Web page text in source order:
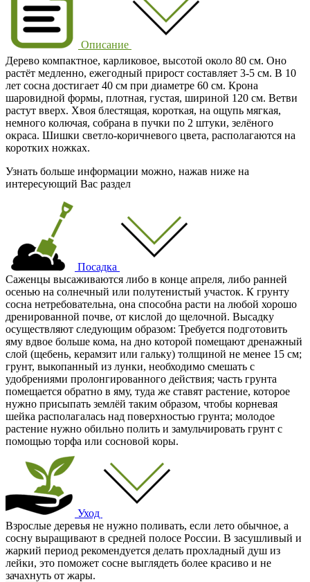
Описание
Дерево компактное, карликовое, высотой около 80 см. Оно
растёт медленно, ежегодный прирост составляет 3-5 см. В 10
лет сосна достигает 40 см при диаметре 60 см. Крона
шаровидной формы, плотная, густая, шириной 120 см. Ветви
растут вверх. Хвоя блестящая, короткая, на ощупь мягкая,
немного колючая, собрана в пучки по 2 штуки, зелёного
окраса. Шишки светло-коричневого цвета, располагаются на
коротких ножках.
Узнать больше информации можно, нажав ниже на
интересующий Вас раздел
Посадка
Саженцы высаживаются либо в конце апреля, либо ранней
осенью на солнечный или полутенистый участок. К грунту
сосна нетребовательна, она способна расти на любой хорошо
дренированной почве, от кислой до щелочной. Высадку
осуществляют следующим образом: Требуется подготовить
яму вдвое больше кома, на дно которой помещают дренажный
слой (щебень, керамзит или гальку) толщиной не менее 15 см;
грунт, выкопанный из лунки, необходимо смешать с
удобрениями пролонгированного действия; часть грунта
помещается обратно в яму, туда же ставят растение, которое
нужно присыпать землёй таким образом, чтобы корневая
шейка располагалась над поверхностью грунта; молодое
растение нужно обильно полить и замульчировать грунт с
помощью торфа или сосновой коры.
Уход
Взрослые деревья не нужно поливать, если лето обычное, а
сосну выращивают в средней полосе России. В засушливый и
жаркий период рекомендуется делать прохладный душ из
лейки, это поможет сосне выглядеть более красиво и не
зачахнуть от жары.